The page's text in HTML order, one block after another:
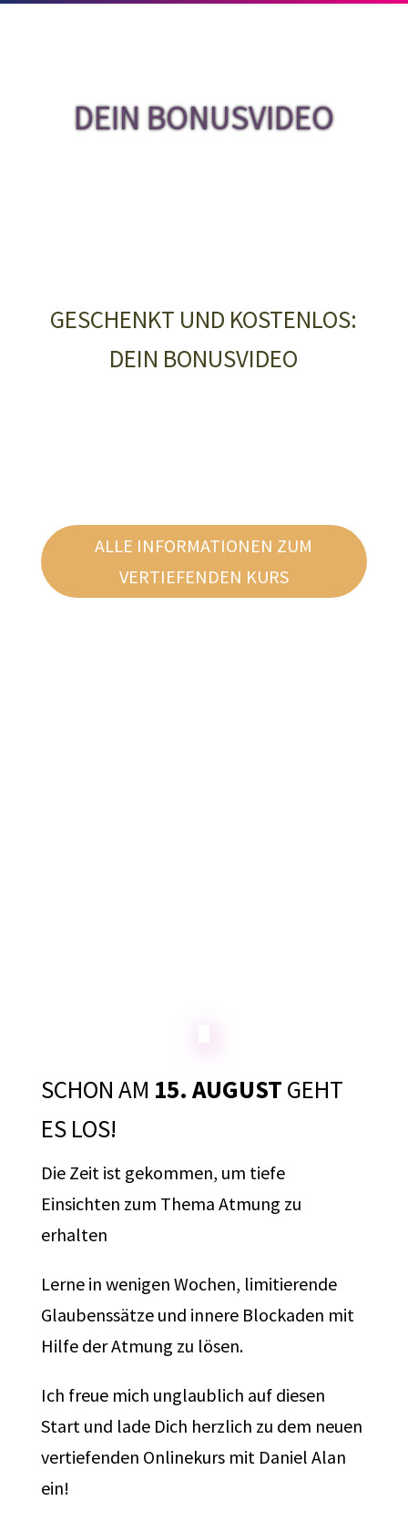
DEIN BONUSVIDEO
GESCHENKT UND KOSTENLOS:
DEIN BONUSVIDEO
ALLE INFORMATIONEN ZUM
VERTIEFENDEN KURS
SCHON AM 15. AUGUST GEHT
ES LOS!
Die Zeit ist gekommen, um tiefe
Einsichten zum Thema Atmung zu
erhalten
Lerne in wenigen Wochen, limitierende
Glaubenssätze und innere Blockaden mit
Hilfe der Atmung zu lösen.
Ich freue mich unglaublich auf diesen
Start und lade Dich herzlich zu dem neuen
vertiefenden Onlinekurs mit Daniel Alan
ein!